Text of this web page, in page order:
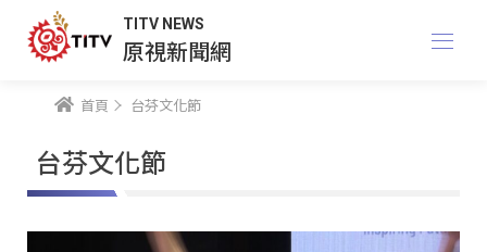
TITV NEWS
原視新聞網
首頁 台芬文化節
台芬文化節